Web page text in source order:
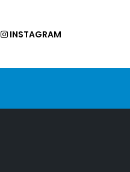
INSTAGRAM